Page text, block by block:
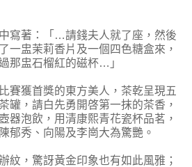
寫著：「…請錢夫人就了座，然後
一盅茉莉香片及一個四色糖盒來，
那盅石榴紅的磁杯…」
賽獲首獎的東方美人，茶乾呈現五
罐，請白先勇開啓第一抹的茶香，
器泡飲，用清康熙青花瓷杯品茗，
郁秀、向陽及李崗大為驚艷。
紋，驚訝黃金印象也有如此風雅；